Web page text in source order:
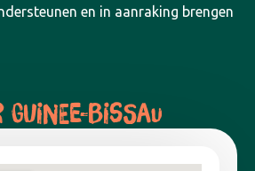
en in aanraking brengen
GUINEE-BISSAU